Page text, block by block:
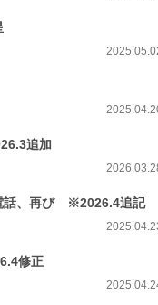
追加
話、再び ※2026.4追記
修正